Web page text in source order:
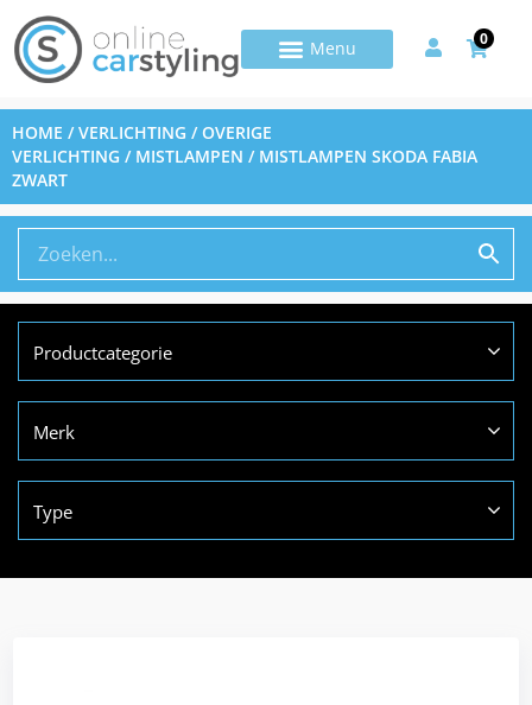
0
HOME /VERLICHTING /OVERIGE
VERLICHTING / MISTLAMPEN / MISTLAMPEN SKODA FABIA
ZWART
Productcategorie
Merk
Type